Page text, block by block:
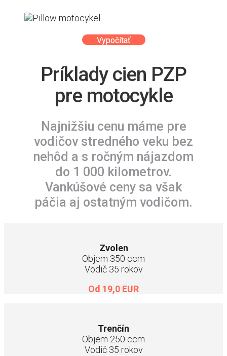
Vypočítať
Príklady cien PZP
pre motocykle
Najnižšiu cenu máme pre
vodičov stredného veku bez
nehôd a s ročným nájazdom
do 1 000 kilometrov.
Vankúšové ceny sa však
páčia aj ostatným vodičom.
Zvolen
Objem 350 ccm
Vodič 35 rokov
Od 19,0 EUR
Trenčín
Objem 250 ccm
Vodič 35 rokov